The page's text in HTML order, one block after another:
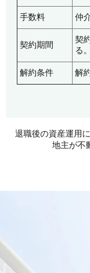
手数料 仲
契約期間
契
る。
解約条件 解
退職後の資産運用
地主が不